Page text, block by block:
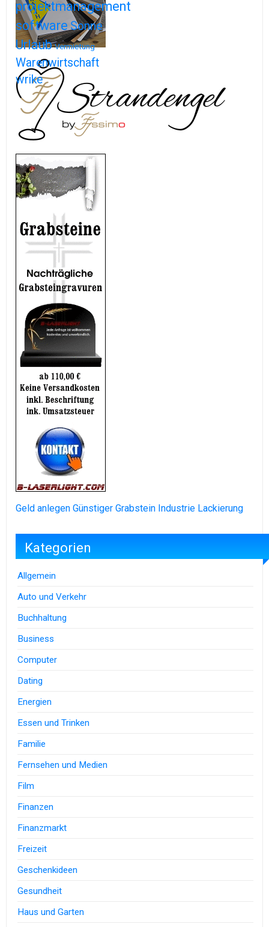
projektmanagement
softwareSonne
Urlaub Vermietung
Warenwirtschaft
wrike
Geld anlegen Günstiger Grabstein Industrie Lackierung
Kategorien
Allgemein
Auto und Verkehr
Buchhaltung
Business
Computer
Dating
Energien
Essen und Trinken
Familie
Fernsehen und Medien
Film
Finanzen
Finanzmarkt
Freizeit
Geschenkideen
Gesundheit
Haus und Garten